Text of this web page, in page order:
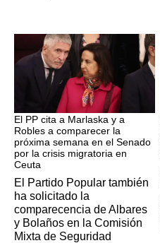
Crisis Migratoria
El PP cita a Marlaska y a
Robles a comparecer la
próxima semana en el Senado
por la crisis migratoria en
Ceuta
El Partido Popular también
ha solicitado la
comparecencia de Albares
y Bolaños en la Comisión
Mixta de Seguridad